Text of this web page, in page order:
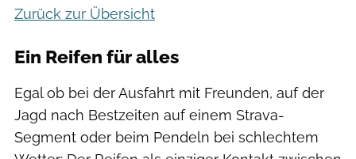
Zurück zur Übersicht
Ein Reifen für alles
Egal ob bei der Ausfahrt mit Freunden, auf der
Jagd nach Bestzeiten auf einem Strava-
Segment oder beim Pendeln bei schlechtem